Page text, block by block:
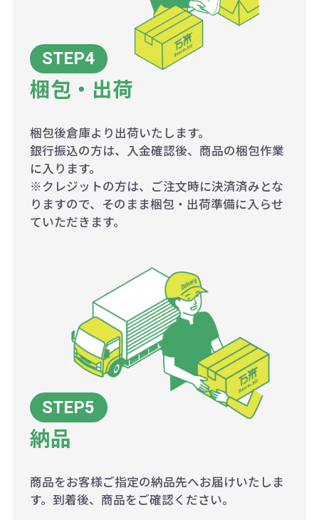
梱包・出荷
梱包後倉庫より出荷いたします。
銀行振込の方は、入金確認後、商品の梱包作業
に入ります。
※クレジットの方は、ご注文時に決済済みとな
りますので、そのまま梱包・出荷準備に入らせ
ていただきます。
納品
商品をお客様ご指定の納品先へお届けいたしま
す。到着後、商品をご確認ください。